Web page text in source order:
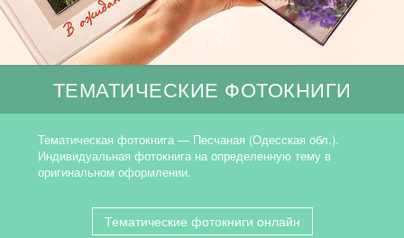
ТЕМАТИЧЕСКИЕ ФОТОКНИГИ
Тематическая фотокнига — Песчаная (Одесская обл.).
Индивидуальная фотокнига на определенную тему в
оригинальном оформлении.
Тематические фотокниги онлайн